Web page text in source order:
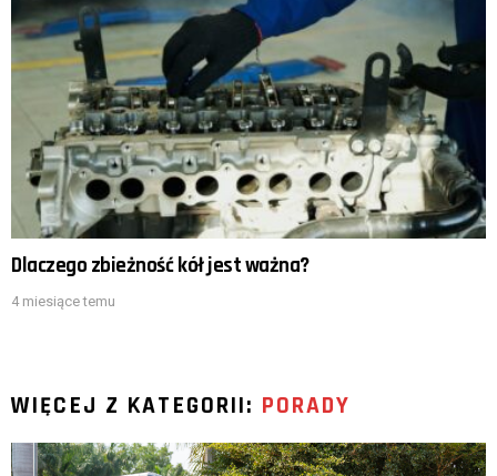
Dlaczego zbieżność kół jest ważna?
4 miesiące temu
WIĘCEJ Z KATEGORII: PORADY